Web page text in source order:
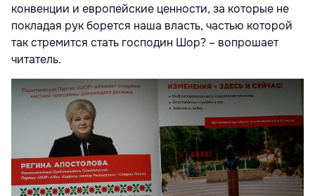
конвенции и европейские ценности, за которые не
покладая рук борется наша власть, частью которой
так стремится стать господин Шор? – вопрошает
читатель.